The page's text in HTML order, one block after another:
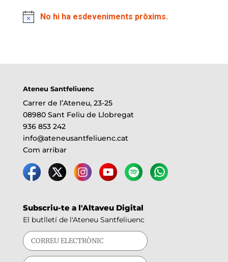
No hi ha esdeveniments pròxims.
Ateneu Santfeliuenc
Carrer de l’Ateneu, 23-25
08980 Sant Feliu de Llobregat
936 853 242
info@ateneusantfeliuenc.cat
Com arribar
Subscriu-te a l'Altaveu Digital
El butlletí de l'Ateneu Santfeliuenc